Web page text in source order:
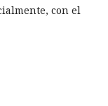
con el